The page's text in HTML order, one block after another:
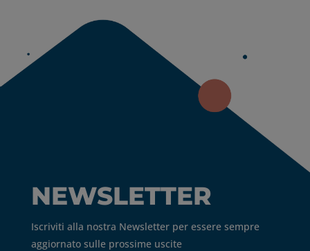
NEWSLETTER
Iscriviti alla nostra Newsletter per essere sempre
aggiornato sulle prossime uscite